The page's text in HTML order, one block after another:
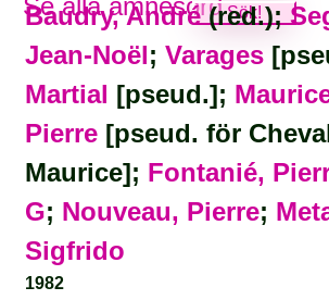
Baudry, André(red.);
Jean-Noël; Varages
Martial [pseud.];
Pierre[pseud. för
Maurice]; Fontanié,
G; Nouveau, Pierre;
Sigfrido
1982